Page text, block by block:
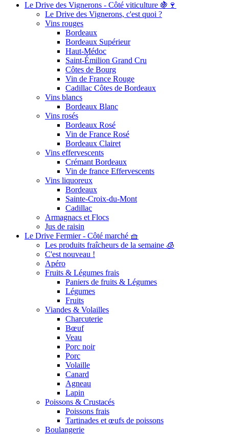
Le Drive des Vignerons - Côté viticulture 🍇🍷
Le Drive des Vignerons, c'est quoi ?
Vins rouges
Bordeaux
Bordeaux Supérieur
Haut-Médoc
Saint-Émilion Grand Cru
Côtes de Bourg
Vin de France Rouge
Cadillac Côtes de Bordeaux
Vins blancs
Bordeaux Blanc
Vins rosés
Bordeaux Rosé
Vin de France Rosé
Bordeaux Clairet
Vins effervescents
Crémant Bordeaux
Vin de france Effervescents
Vins liquoreux
Bordeaux
Sainte-Croix-du-Mont
Cadillac
Armagnacs et Flocs
Jus de raisin
Le Drive Fermier - Côté marché 🧺
Les produits fraîcheurs de la semaine 🧊
C'est nouveau !
Apéro
Fruits & Légumes frais
Paniers de fruits & Légumes
Légumes
Fruits
Viandes & Volailles
Charcuterie
Bœuf
Veau
Porc noir
Porc
Volaille
Canard
Agneau
Lapin
Poissons & Crustacés
Poissons frais
Tartinades et œufs de poissons
Boulangerie